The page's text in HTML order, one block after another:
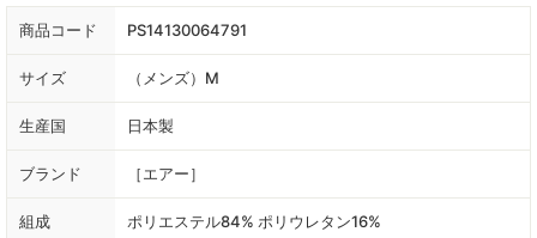
商品コード PS14130064791
サイズ （メンズ）M
生産国 日本製
ブランド ［エアー］
組成 ポリエステル84% ポリウレタン16%